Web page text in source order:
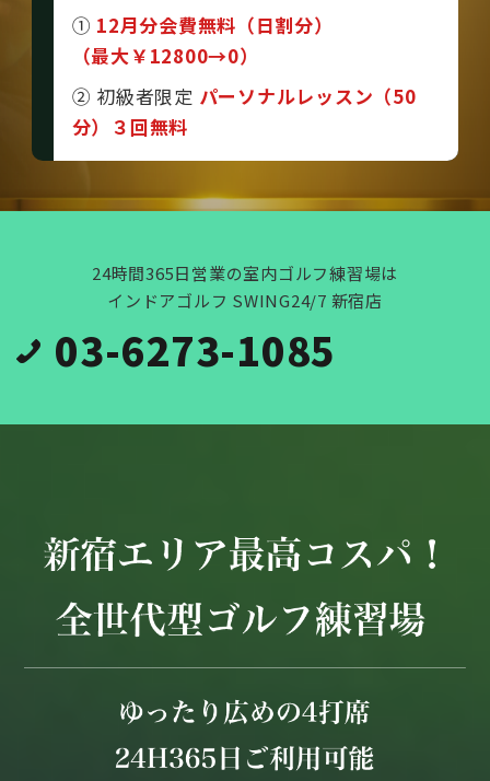
① 12月分会費無料（日割分）
（最大￥12800→0）
② 初級者限定 パーソナルレッスン（50
分）３回無料
24時間365日営業の室内ゴルフ練習場は
インドアゴルフ SWING24/7 新宿店
03-6273-1085